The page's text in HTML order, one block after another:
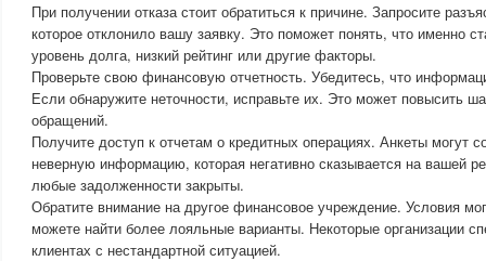
При получении отказа стоит обратиться к причине. Запросите
которое отклонило вашу заявку. Это поможет понять, что именно
уровень долга, низкий рейтинг или другие факторы.
Проверьте свою финансовую отчетность. Убедитесь, что
Если обнаружите неточности, исправьте их. Это может повысить
обращений.
Получите доступ к отчетам о кредитных операциях. Анкеты могут
неверную информацию, которая негативно сказывается на вашей
любые задолженности закрыты.
Обратите внимание на другое финансовое учреждение. Условия
можете найти более лояльные варианты. Некоторые организации
клиентах с нестандартной ситуацией.